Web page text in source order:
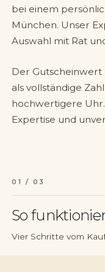
bei einem
München. Unser
Auswahl mit Rat
Der
als vollständige
hochwertigere
Expertise und
01 / 03
So
Vier Schritte vom